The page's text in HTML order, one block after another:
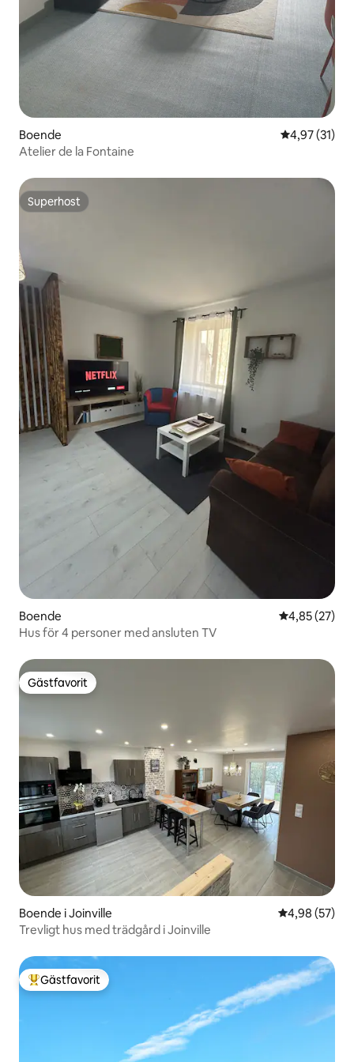
Boende 4,97 av 5 i
4,97 (31)
Atelier de la Fontaine
Superhost
Superhost
Boende 4,85 av 5 i
4,85 (27)
Hus för 4 personer med ansluten TV
Gästfavorit
Gästfavorit
Boende i Joinville 4,98 av 5 i
4,98 (57)
Trevligt hus med trädgård i Joinville
Populär gästfavorit
Gästfavorit